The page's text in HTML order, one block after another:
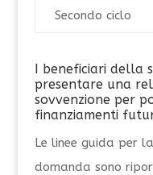
Secondo ciclo
I beneficiari della
presentare una
sovvenzione per
finanziamenti
Le linee guida per
domanda sono